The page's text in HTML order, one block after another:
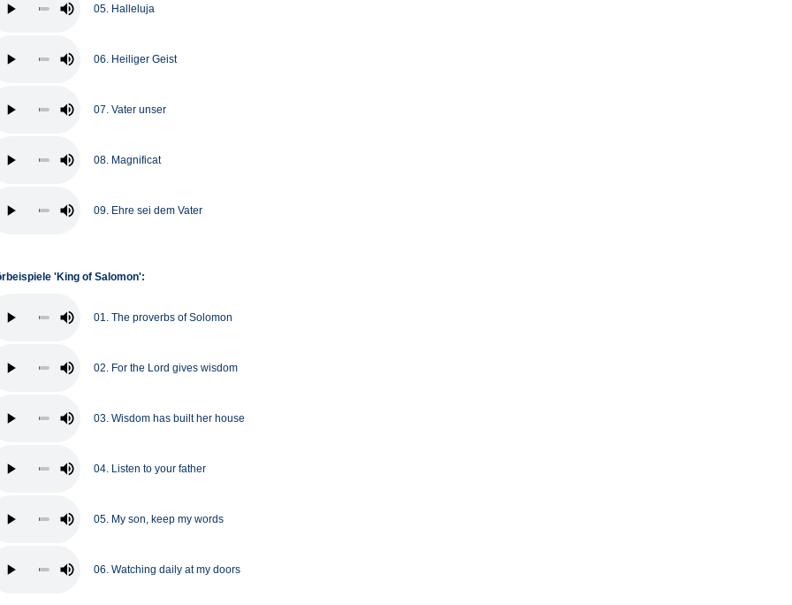
05. Halleluja
06. Heiliger Geist
07. Vater unser
08. Magnificat
09. Ehre sei dem Vater
'King of Salomon':
01. The proverbs of Solomon
02. For the Lord gives wisdom
03. Wisdom has built her house
04. Listen to your father
05. My son, keep my words
06. Watching daily at my doors